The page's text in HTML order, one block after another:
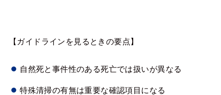
【ガイドラインを見るときの要点】
自然死と事件性のある死亡では扱いが異なる
特殊清掃の有無は重要な確認項目になる